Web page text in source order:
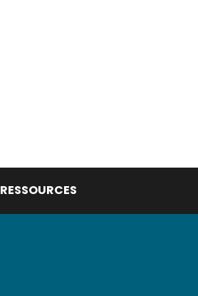
RESSOURCES